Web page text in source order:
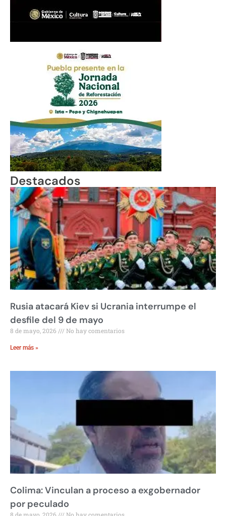
Destacados
Rusia atacará Kiev si Ucrania interrumpe el
desfile del 9 de mayo
8 de mayo, 2026 No hay comentarios
Leer más »
Colima: Vinculan a proceso a exgobernador
por peculado